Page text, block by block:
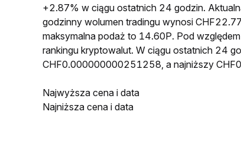
+2.87% w ciągu ostatnich 24 godzin.
godzinny wolumen tradingu wynosi
maksymalna podaż to 14.60P. Pod
rankingu kryptowalut. W ciągu ostatnich 24
CHF0.000000000251258, a najniższy
Najwyższa cena i data
Najniższa cena i data